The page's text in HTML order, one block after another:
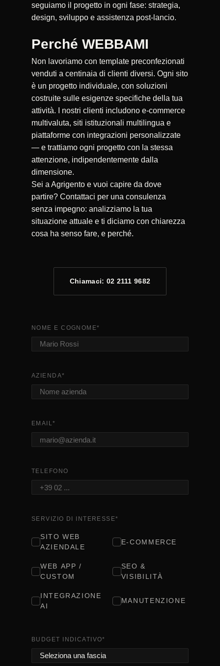
seguiamo il progetto in ogni fase: strategia,
design, sviluppo e assistenza post-lancio.
Perché WEBBAMI
Non lavoriamo con template preconfezionati
venduti a centinaia di clienti diversi. Ogni sito
è un progetto individuale, con soluzioni
costruite sulle esigenze specifiche della tua
attività. I nostri clienti includono e-commerce
multivaluta, siti istituzionali multilingua e
piattaforme con integrazioni personalizzate
— e trattiamo ogni progetto con la stessa
attenzione, indipendentemente dalla
dimensione.
Sei a Agrigento e vuoi capire da dove
partire? Contattaci per una consulenza
senza impegno: analizziamo la tua
situazione attuale e ti diciamo con chiarezza
cosa ha senso fare, e perché.
Chiamaci: 02 2111 9682
NOME E COGNOME*
AZIENDA*
EMAIL*
TELEFONO
SERVIZIO DI INTERESSE*
SITO WEB
AZIENDALE
E-COMMERCE
WEB APP /
CUSTOM
SEO &
VISIBILITÀ
INTEGRAZIONE
AI
MANUTENZIONE
BUDGET INDICATIVO*